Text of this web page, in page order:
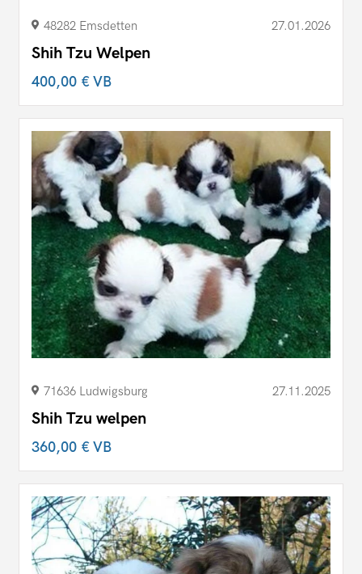
48282 Emsdetten 27.01.2026
Shih Tzu Welpen
400,00 €VB
71636 Ludwigsburg 27.11.2025
Shih Tzu welpen
360,00 €VB